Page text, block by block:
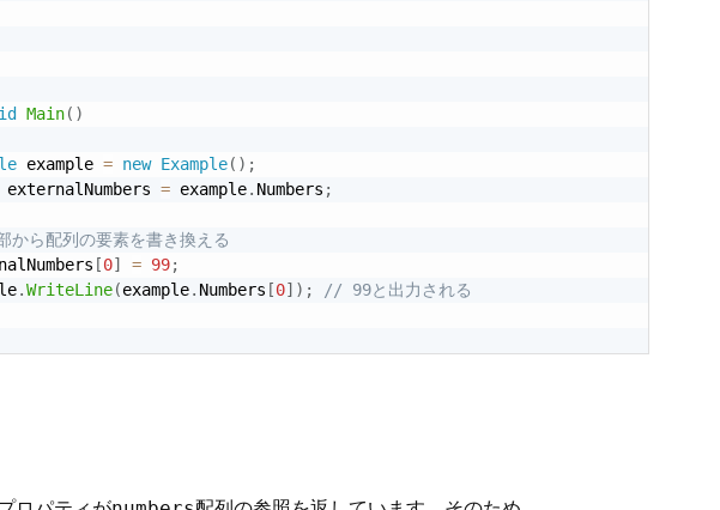
Main( )
example = new Example( ) ;
externalNumbers = example. Numbers ;
ら配列の要素を書き換える
[0] = 99;
.WriteLine(example. Numbers [0] ) ;
// 99と出力される